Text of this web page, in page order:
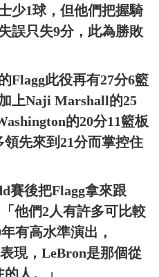
少1球，但他們把握騎
誤只失9分，此為勝敗
Flagg此役再有27分6籃
上Naji Marshall的25
的20分11籃板
先來到21分而掌控住
賽後把Flagg拿來跟
他們2人有許多可比較
有高水準演出，
現，LeBron是那個從
人。」